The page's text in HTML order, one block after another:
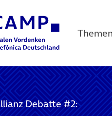
Themen
Debatte #2: